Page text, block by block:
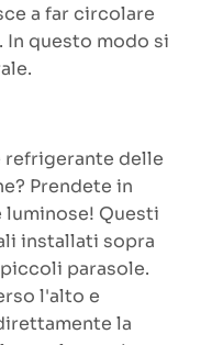
a far circolare
In questo modo si
refrigerante delle
Prendete in
Questi
installati sopra
parasole.
l'alto e
la